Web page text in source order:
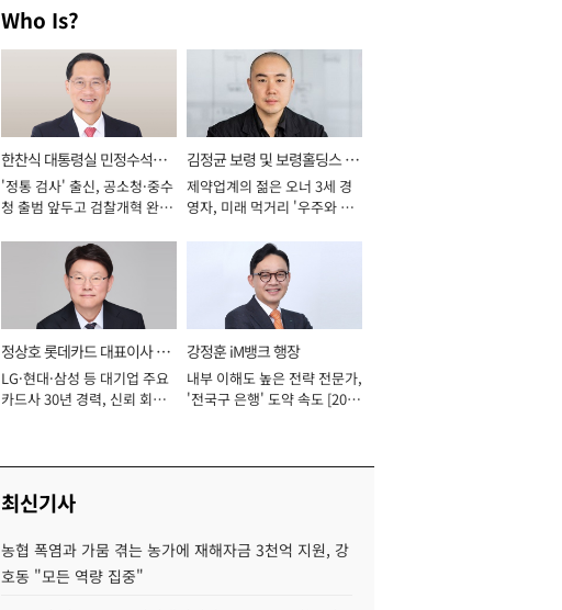
Who Is?
한찬식 대통령실 민정수석비
서관
'정통 검사' 출신, 공소청·중수
청 출범 앞두고 검찰개혁 완수
김정균 보령 및 보령홀딩스 대
표이사 사장
제약업계의 젊은 오너 3세 경
영자, 미래 먹거리 '우주와 헬
정상호 롯데카드 대표이사 사
장
LG·현대·삼성 등 대기업 주요
카드사 30년 경력, 신뢰 회복
강정훈 iM뱅크 행장
내부 이해도 높은 전략 전문가,
'전국구 은행' 도약 속도 [2026
최신기사
농협 폭염과 가뭄 겪는 농가에 재해자금 3천억 지원, 강
호동 "모든 역량 집중"